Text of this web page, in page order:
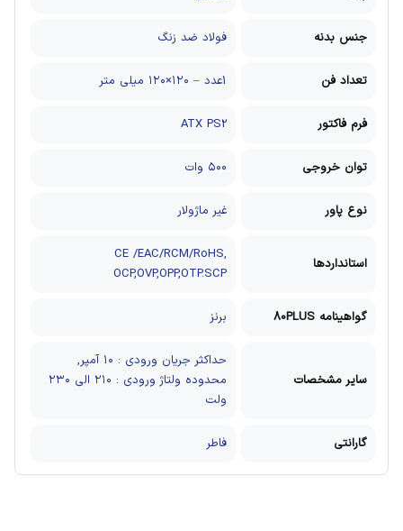
جنس بدنه فولاد ضد زنگ
تعداد فن 1عدد – ۱۲۰×۱۲۰ میلی متر
فرم فاکتور ATX PS2
توان خروجی ۵۰۰ وات
نوع پاور غیر ماژولار
استانداردها
CE /EAC/RCM/RoHS,
OCP,OVP,OPP,OTP.SCP
گواهینامه 80PLUS برنز
سایر مشخصات
حداکثر جریان ورودی : ۱۰ آمپر,
محدوده ولتاژ ورودی : ۲۱۰ الی ۲۳۰
ولت
گارانتی فاطر